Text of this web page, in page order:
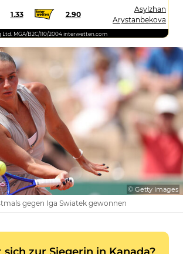
1.33 2.90
Asylzhan
Arystanbekova
MGA/B2C/110/2004 interwetten.com
© Getty Images
gegen Iga Swiatek gewonnen